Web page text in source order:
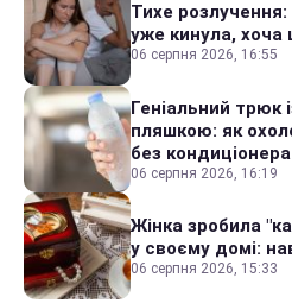
Тихе
уже кинула, хоча
06 серпня 2026, 16:55
Геніальний трюк
пляшкою: як
без кондиціонера
06 серпня 2026, 16:19
Жінка зробила
у своєму домі:
06 серпня 2026, 15:33